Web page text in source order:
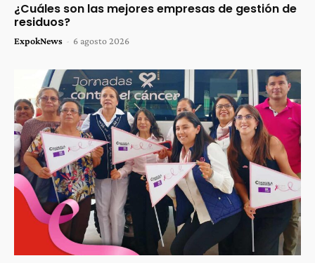
¿Cuáles son las mejores empresas de gestión de
residuos?
ExpokNews - 6 agosto 2026